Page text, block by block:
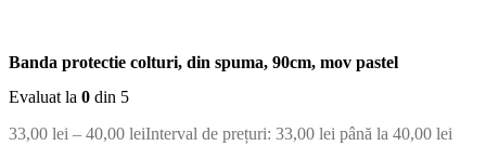
Banda protectie colturi, din spuma, 90cm, mov pastel
Evaluat la 0 din 5
33,00 lei – 40,00 leiInterval de prețuri: 33,00 lei până la 40,00 lei